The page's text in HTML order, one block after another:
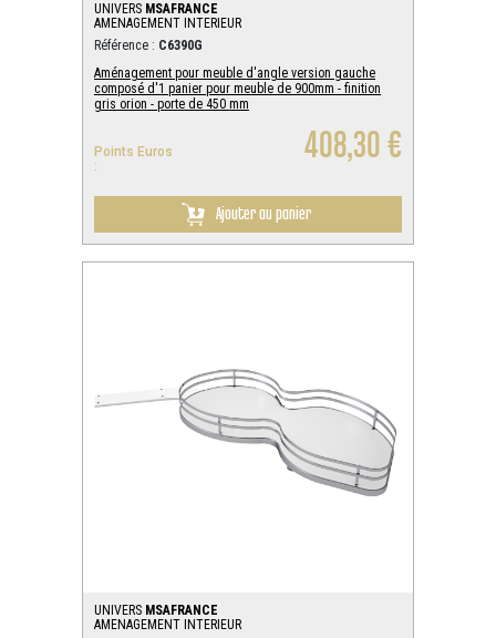
UNIVERS MSAFRANCE
AMENAGEMENT INTERIEUR
Référence : C6390G
Aménagement pour meuble d'angle version gauche
composé d'1 panier pour meuble de 900mm - finition
gris orion - porte de 450 mm
Points Euros
:
408,30 €
Ajouter au panier
UNIVERS MSAFRANCE
AMENAGEMENT INTERIEUR